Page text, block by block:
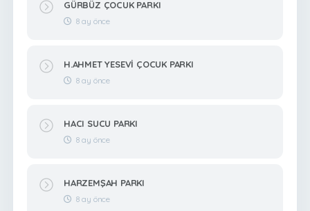
GÜRBÜZ ÇOCUK PARKI
8 ay önce
H.AHMET YESEVİ ÇOCUK PARKI
8 ay önce
HACI SUCU PARKI
8 ay önce
HARZEMŞAH PARKI
8 ay önce